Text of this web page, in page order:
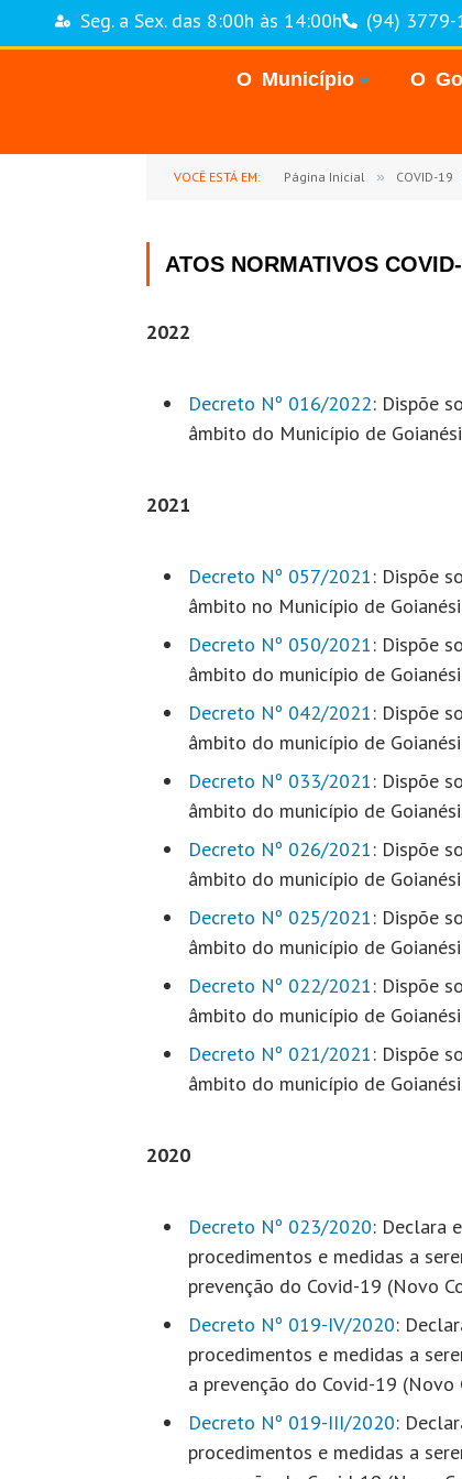
Seg. a Sex. das 8:00h às 14:00h (94) 3779-
O Município O
VOCÊ ESTÁ EM: Página Inicial » COVID-19
ATOS NORMATIVOS
2022
Decreto Nº 016/2022: Dispõe
âmbito do Município de
2021
Decreto Nº 057/2021: Dispõe
âmbito no Município de
Decreto Nº 050/2021: Dispõe
âmbito do município de
Decreto Nº 042/2021: Dispõe
âmbito do município de
Decreto Nº 033/2021: Dispõe
âmbito do município de
Decreto Nº 026/2021: Dispõe
âmbito do município de
Decreto Nº 025/2021: Dispõe
âmbito do município de
Decreto Nº 022/2021: Dispõe
âmbito do município de
Decreto Nº 021/2021: Dispõe
âmbito do município de
2020
Decreto Nº 023/2020: Declara
procedimentos e medidas a
prevenção do Covid-19 (Novo
Decreto Nº 019-IV/2020:
procedimentos e medidas a
a prevenção do Covid-19 (Novo
Decreto Nº 019-III/2020:
procedimentos e medidas a